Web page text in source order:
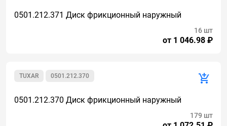
0501.212.371 Диск фрикционный наружный
от 1 046.98 ₽
16 шт
0501.212.370
TUXAR
0501.212.370 Диск фрикционный наружный
179 шт